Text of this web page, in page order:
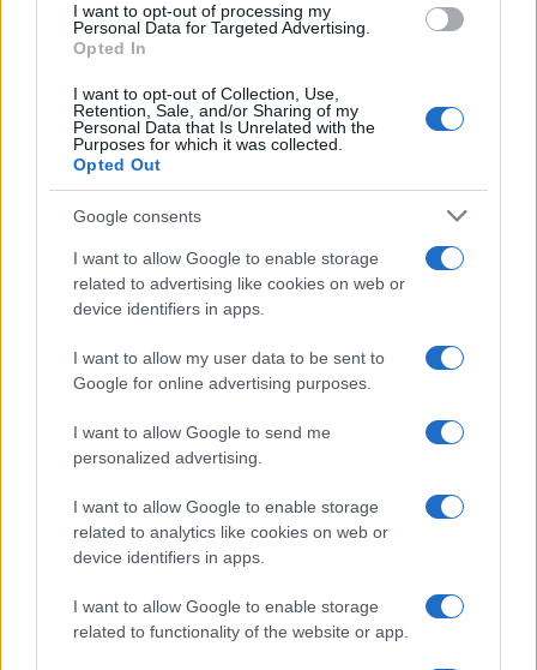
I want to opt-out of processing my
Personal Data for Targeted Advertising.
Opted In
I want to opt-out of Collection, Use,
Retention, Sale, and/or Sharing of my
Personal Data that Is Unrelated with the
Purposes for which it was collected.
Opted Out
Google consents
I want to allow Google to enable storage
related to advertising like cookies on web or
device identifiers in apps.
I want to allow my user data to be sent to
Google for online advertising purposes.
I want to allow Google to send me
personalized advertising.
I want to allow Google to enable storage
related to analytics like cookies on web or
device identifiers in apps.
I want to allow Google to enable storage
related to functionality of the website or app.
FUORI PORTA
Odissea e Spider-Man: i film che hanno rivoluzionato
l’estate al cinema